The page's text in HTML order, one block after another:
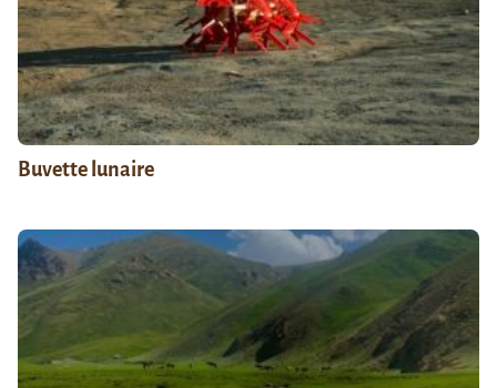
Buvette lunaire